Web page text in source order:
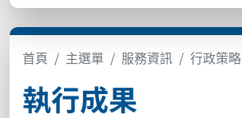
首頁 主選單 服務資訊 行政策略
執行成果